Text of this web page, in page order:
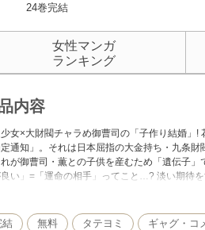
24巻完結
女性マンガ
ランキング
内容
女×大財閥チャラめ御曹司の「子作り結婚」
定通知」。それは日本屈指の大金持ち・九条
が御曹司・薫との子供を産むため「遺伝子
い」=「運命の相手」ってこと…? 淡い期待
結 無料 タテヨミ ギャグ・コ